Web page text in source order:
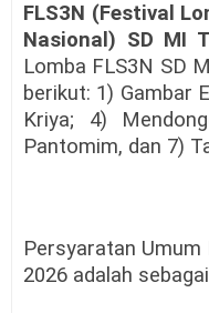
FLS3N (Festival
Nasional) SD MI
Lomba FLS3N SD
berikut: 1) Gambar
Kriya; 4)
Pantomim, dan 7)
Persyaratan Umum
2026 adalah